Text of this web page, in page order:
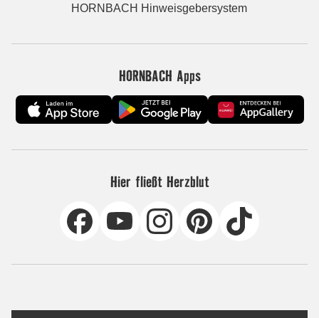
HORNBACH Hinweisgebersystem
HORNBACH Apps
Hier fließt Herzblut